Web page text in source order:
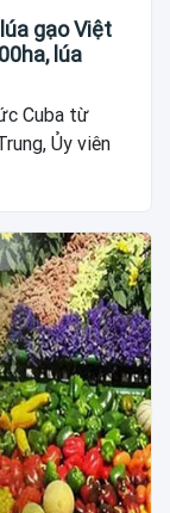
gạo Việt
lúa
Cuba từ
Ủy viên